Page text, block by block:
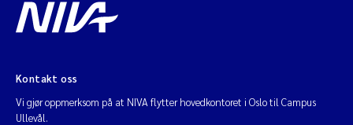
Kontakt oss
Vi gjør oppmerksom på at NIVA flytter hovedkontoret i Oslo til Campus
Ullevål.